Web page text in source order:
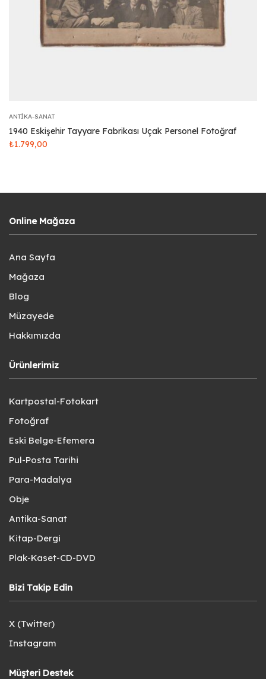
ANTIKA-SANAT
1940 Eskişehir Tayyare Fabrikası Uçak Personel Fotoğraf
₺1.799,00
Online Mağaza
Ana Sayfa
Mağaza
Blog
Müzayede
Hakkımızda
Ürünlerimiz
Kartpostal-Fotokart
Fotoğraf
Eski Belge-Efemera
Pul-Posta Tarihi
Para-Madalya
Obje
Antika-Sanat
Kitap-Dergi
Plak-Kaset-CD-DVD
Bizi Takip Edin
X (Twitter)
Instagram
Müşteri Destek